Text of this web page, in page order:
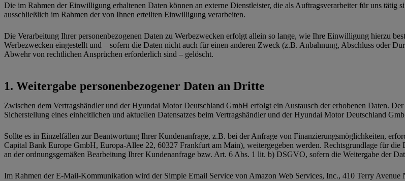
Die im Rahmen der Einwilligung erhaltenen Daten können an externe Dienstleister, die als Auftragsverarbeiter für uns tätig
ausschließlich im Rahmen der von Ihnen erteilten Einwilligung verarbeiten.
Die Verarbeitung Ihrer personenbezogenen Daten zu Werbezwecken erfolgt allein so lange, wie Ihre Einwilligung hierzu
Werbezwecken eingestellt und – sofern die Daten nicht auch für einen anderen Zweck (z.B. Anbahnung, Abschluss oder
Abwehr von rechtlichen Ansprüchen erforderlich sind – gelöscht.
Weitergabe personenbezogener Daten an Dritte
Zwischen dem Vertragshändler und der Hyundai Motor Deutschland GmbH erfolgt ein Austausch der erhobenen Daten.
Sicherstellung eines einheitlichen und aktuellen Datensatzes beim Vertragshändler und der Hyundai Motor Deutschland
Sollte es in Einzelfällen zur Beantwortung Ihrer Kundenanfrage, z.B. bei der Anfrage von Finanzierungsmöglichkeiten,
Capital Bank Europe GmbH, Europa-Allee 22, 60327 Frankfurt am Main), weitergegeben werden. Rechtsgrundlage für
an der ordnungsgemäßen Bearbeitung Ihrer Kundenanfrage bzw. Art. 6 Abs. 1 lit. b) DSGVO, sofern die Weitergabe der
Im Rahmen der E-Mail-Kommunikation wird der Simple Email Service von Amazon Web Services, Inc., 410 Terry